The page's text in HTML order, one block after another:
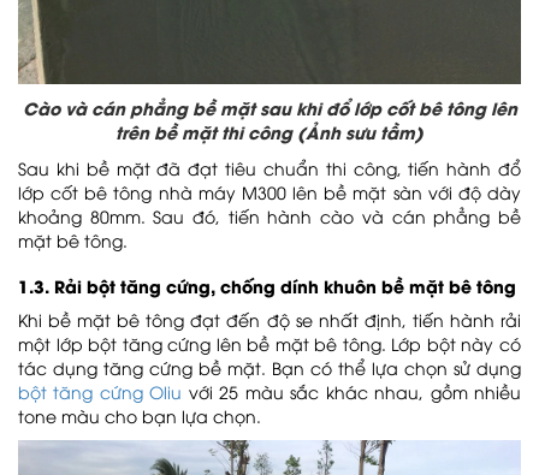
Cào và cán phẳng bề mặt sau khi đổ lớp cốt bê tông lên
trên bề mặt thi công (Ảnh sưu tầm)
Sau khi bề mặt đã đạt tiêu chuẩn thi công, tiến hành đổ
lớp cốt bê tông nhà máy M300 lên bề mặt sàn với độ dày
khoảng 80mm. Sau đó, tiến hành cào và cán phẳng bề
mặt bê tông.
1.3. Rải bột tăng cứng, chống dính khuôn bề mặt bê tông
Khi bề mặt bê tông đạt đến độ se nhất định, tiến hành rải
một lớp bột tăng cứng lên bề mặt bê tông. Lớp bột này có
tác dụng tăng cứng bề mặt. Bạn có thể lựa chọn sử dụng
bột tăng cứng Oliu với 25 màu sắc khác nhau, gồm nhiều
tone màu cho bạn lựa chọn.